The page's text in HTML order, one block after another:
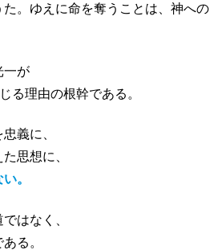
た。ゆえに命を奪うことは、神への
一が
る理由の根幹である。
義に、
思想に、
。
はなく、
ある。